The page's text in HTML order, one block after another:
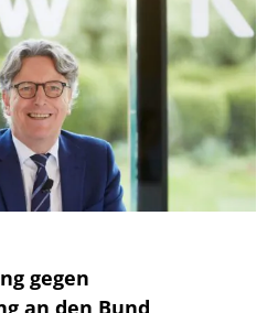
gegen
an den Bund